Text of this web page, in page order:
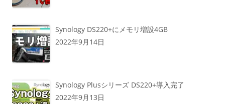
Synology DS220+にメモリ増設4GB
2022年9月14日
Synology Plusシリーズ DS220+導入完了
2022年9月13日